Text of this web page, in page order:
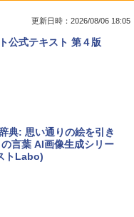
Neo A18 Proチッ
めに設計、Liquid Ret
15.6 16インチ パソコ
ド - 800 Robux 【限
】 ロブロックス | オン
Home & Business 202
ンラインコード版|Wind
更新日時：2026/08/06 18:05
公式テキスト 第４版
典: 思い通りの絵を引き
言葉 AI画像生成シリー
トLabo)